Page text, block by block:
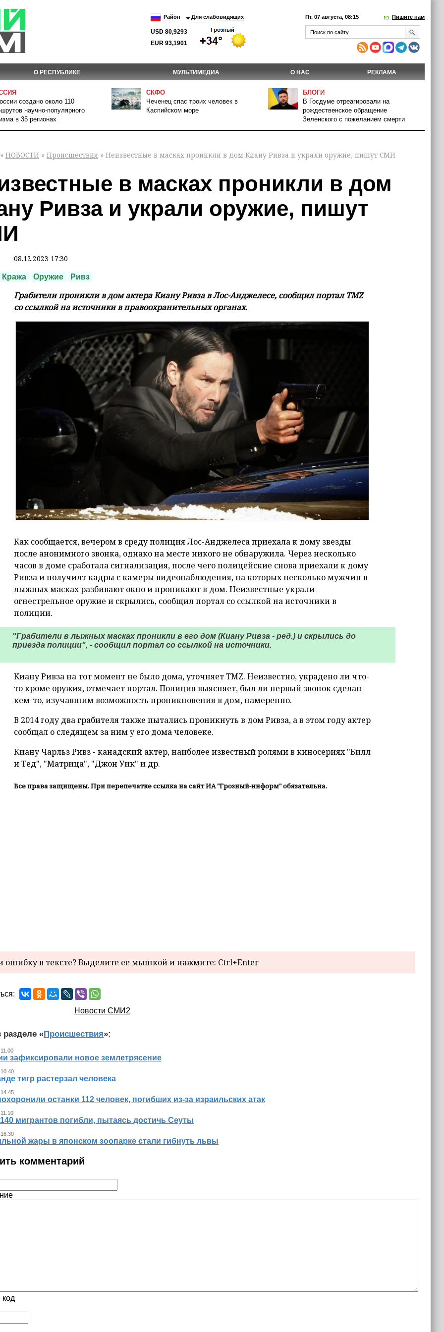
Район Для слабовидящих
USD 80,9293
EUR 93,1901
Пт, 07 августа, 08:15 Пишите нам
О РЕСПУБЛИКЕ МУЛЬТИМЕДИА О НАС РЕКЛАМА
создано около 110
научно-популярного
в 35 регионах
СКФО
Чеченец спас троих человек в
Каспийском море
БЛОГИ
В Госдуме отреагировали на
рождественское обращение
Зеленского с пожеланием смерти
» НОВОСТИ » Происшествия » Неизвестные в масках проникли в дом Киану Ривза и украли оружие, пишут СМИ
в масках проникли в дом
Ривза и украли оружие, пишут
08.12.2023 17:30
Кража Оружие Ривз
Грабители проникли в дом актера Киану Ривза в Лос-Анджелесе, сообщил портал TMZ
со ссылкой на источники в правоохранительных органах.
Как сообщается, вечером в среду полиция Лос-Анджелеса приехала к дому звезды
после анонимного звонка, однако на месте никого не обнаружила. Через несколько
часов в доме сработала сигнализация, после чего полицейские снова приехали к дому
Ривза и получилт кадры с камеры видеонаблюдения, на которых несколько мужчин в
лыжных масках разбивают окно и проникают в дом. Неизвестные украли
огнестрельное оружие и скрылись, сообщил портал со ссылкой на источники в
полиции.
"Грабители в лыжных масках проникли в его дом (Киану Ривза - ред.) и скрылись до
приезда полиции", - сообщил портал со ссылкой на источники.
Киану Ривза на тот момент не было дома, уточняет TMZ. Неизвестно, украдено ли что-
то кроме оружия, отмечает портал. Полиция выясняет, был ли первый звонок сделан
кем-то, изучавшим возможность проникновения в дом, намеренно.
В 2014 году два грабителя также пытались проникнуть в дом Ривза, а в этом году актер
сообщал о следящем за ним у его дома человеке.
Киану Чарльз Ривз - канадский актер, наиболее известный ролями в киносериях "Билл
и Тед", "Матрица", "Джон Уик" и др.
Все права защищены. При перепечатке ссылка на сайт ИА "Грозный-информ" обязательна.
в тексте? Выделите ее мышкой и нажмите: Ctrl+Enter
Новости СМИ2
разделе «Происшествия»:
зафиксировали новое землетрясение
тигр растерзал человека
останки 112 человек, погибших из‑за израильских атак
мигрантов погибли, пытаясь достичь Сеуты
жары в японском зоопарке стали гибнуть львы
комментарий
код